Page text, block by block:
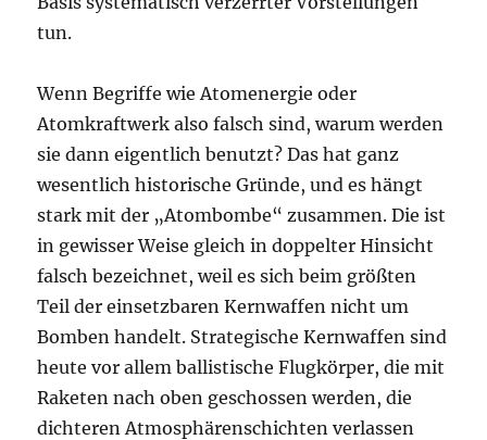
tun.
Wenn Begriffe wie Atomenergie oder
Atomkraftwerk also falsch sind, warum werden
sie dann eigentlich benutzt? Das hat ganz
wesentlich historische Gründe, und es hängt
stark mit der „Atombombe“ zusammen. Die ist
in gewisser Weise gleich in doppelter Hinsicht
falsch bezeichnet, weil es sich beim größten
Teil der einsetzbaren Kernwaffen nicht um
Bomben handelt. Strategische Kernwaffen sind
heute vor allem ballistische Flugkörper, die mit
Raketen nach oben geschossen werden, die
dichteren Atmosphärenschichten verlassen